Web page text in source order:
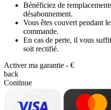
Bénéficiez de
désabonnement.
Vous êtes couvert pendant
commande.
En cas de perte, il vous
soit rectifié.
Activer ma garantie - €
back
Continue